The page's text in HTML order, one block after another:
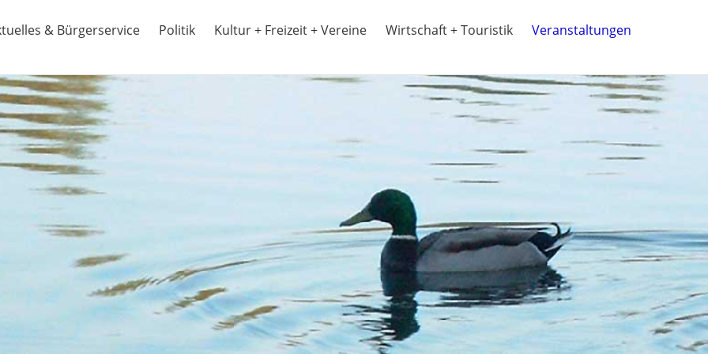
& Bürgerservice Politik Kultur + Freizeit + Vereine Wirtschaft + Touristik Veranstaltungen